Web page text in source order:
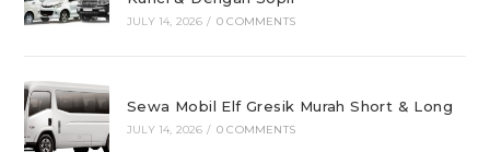
JULY 14, 2026 / 0 COMMENTS
Sewa Mobil Elf Gresik Murah Short & Long
JULY 14, 2026 / 0 COMMENTS